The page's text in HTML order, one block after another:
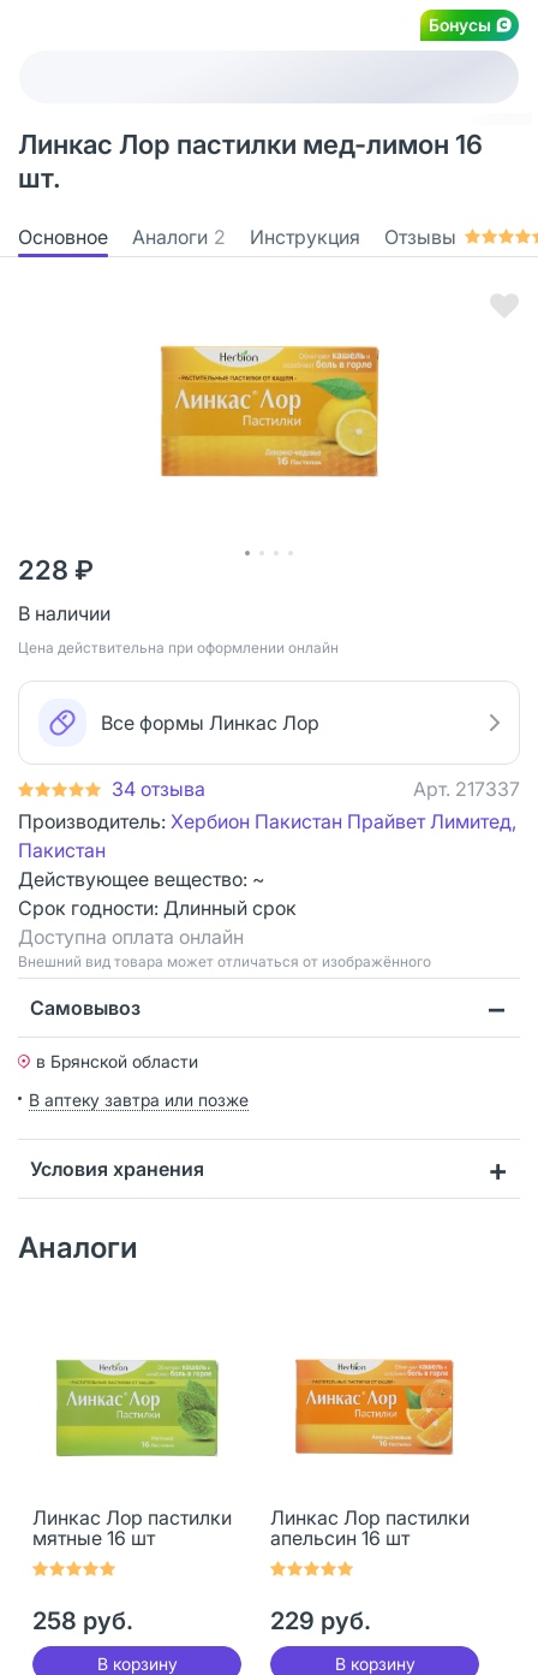
Бонусы
Линкас Лор пастилки мед-лимон 16
шт.
Основное Аналоги 2 Инструкция Отзывы
228 ₽
В наличии
Цена действительна при оформлении онлайн
Все формы Линкас Лор
34 отзыва Арт. 217337
Производитель: Хербион Пакистан Прайвет Лимитед,
Пакистан
Действующее вещество: ~
Срок годности: Длинный срок
Доступна оплата онлайн
Bнешний вид товара может отличаться от изображённого
Самовывоз
в Брянской области
В аптеку завтра или позже
Условия хранения
Аналоги
Линкас Лор пастилки
мятные 16 шт
258 руб.
В корзину
Линкас Лор пастилки
апельсин 16 шт
229 руб.
В корзину